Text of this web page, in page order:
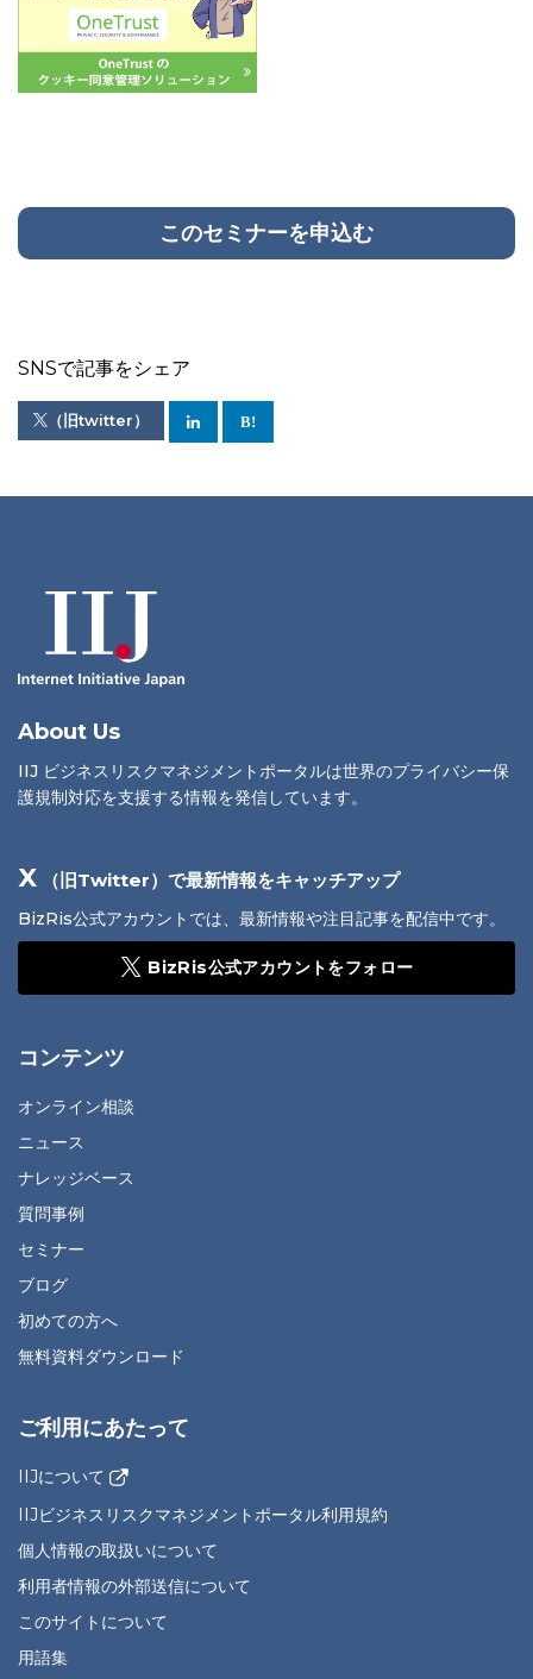
このセミナーを申込む
SNSで記事をシェア
（旧twitter）
About Us
IIJ ビジネスリスクマネジメントポータルは世界のプライバシー保
護規制対応を支援する情報を発信しています。
X （旧Twitter）で最新情報をキャッチアップ
BizRis公式アカウントでは、最新情報や注目記事を配信中です。
BizRis公式アカウントをフォロー
コンテンツ
オンライン相談
ニュース
ナレッジベース
質問事例
セミナー
ブログ
初めての方へ
無料資料ダウンロード
ご利用にあたって
IIJについて
IIJビジネスリスクマネジメントポータル利用規約
個人情報の取扱いについて
利用者情報の外部送信について
このサイトについて
用語集